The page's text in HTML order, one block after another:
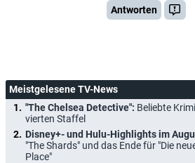
Antworten
Meistgelesene TV-News
"The Chelsea Detective": Beliebte
vierten Staffel
Disney+- und Hulu-Highlights im
"The Shards" und das Ende für "Die
Place"